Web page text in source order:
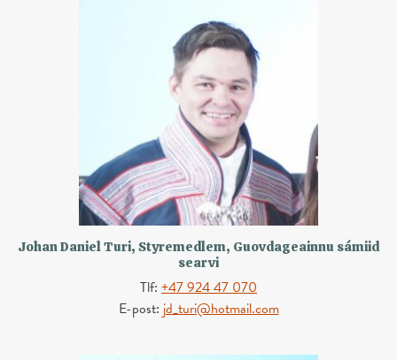
Johan Daniel Turi, Styremedlem, Guovdageainnu sámiid
searvi
Tlf: +47 924 47 070
E-post: jd_turi@hotmail.com